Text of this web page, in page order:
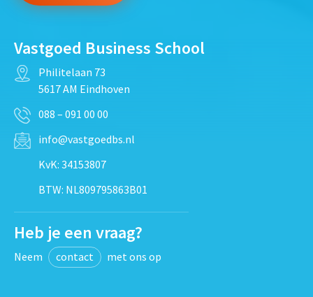
Vastgoed Business School
Philitelaan 73
5617 AM Eindhoven
088 – 091 00 00
info@vastgoedbs.nl
KvK: 34153807
BTW: NL809795863B01
Heb je een vraag?
Neem contact met ons op